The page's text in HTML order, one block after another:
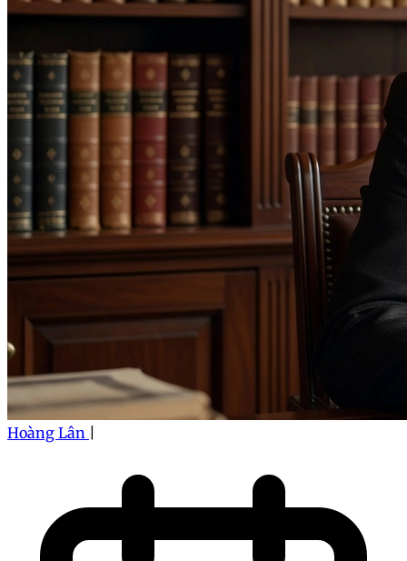
Hoàng Lân